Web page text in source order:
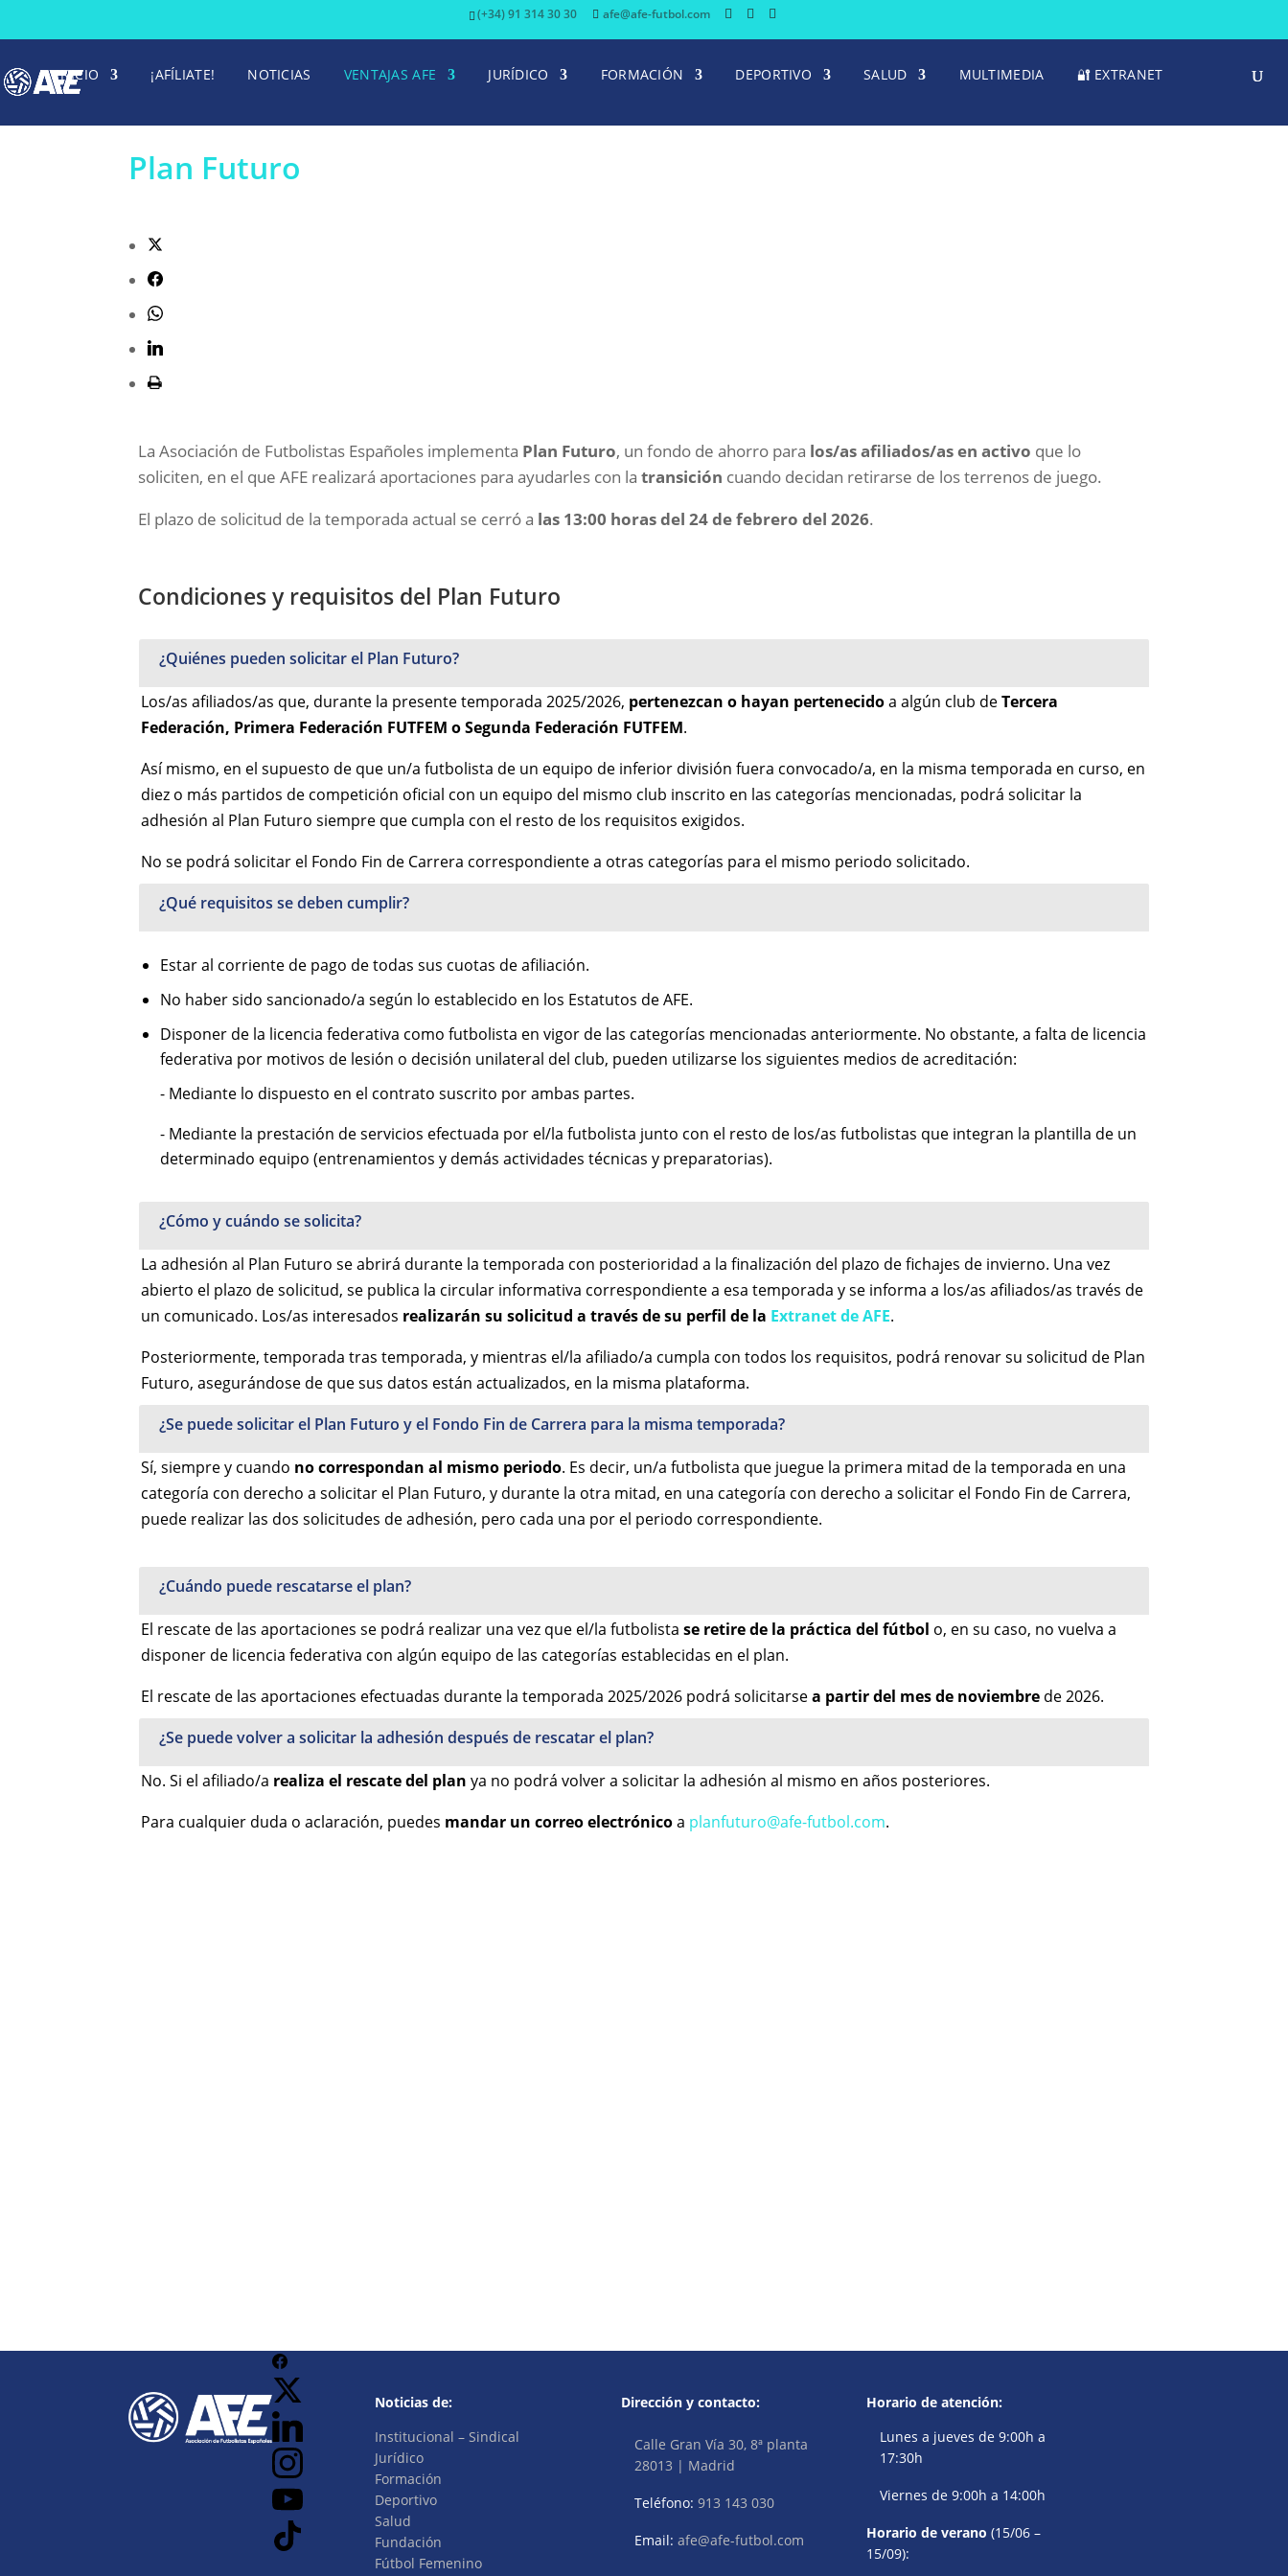
(+34) 91 314 30 30 afe@afe-futbol.com
INICIO ¡AFÍLIATE! NOTICIAS VENTAJAS AFE JURÍDICO FORMACIÓN DEPORTIVO SALUD MULTIMEDIA 🔐 EXTRANET
Plan Futuro
La Asociación de Futbolistas Españoles implementa Plan Futuro, un fondo de ahorro para los/asafiliados/as en activo que lo
soliciten, en el que AFE realizará aportaciones para ayudarles con latransición cuando decidan retirarse de los terrenos de juego.
El plazo de solicitud de la temporada actual se cerró a las 13:00 horas del 24 de febrero del 2026.
Condiciones y requisitos del Plan Futuro
¿Quiénes pueden solicitar el Plan Futuro?
Los/as afiliados/as que, durante la presente temporada 2025/2026, pertenezcan o hayan pertenecidoa algún club deTercera
Federación, Primera Federación FUTFEM o Segunda Federación FUTFEM.
Así mismo, en el supuesto de que un/a futbolista de un equipo de inferior división fuera convocado/a, en la misma temporada en curso, en
diez o más partidos de competición oficial con un equipo del mismo club inscrito en las categorías mencionadas, podrá solicitar la
adhesión al Plan Futuro siempre que cumpla con el resto de los requisitos exigidos.
No se podrá solicitar el Fondo Fin de Carrera correspondiente a otras categorías para el mismo periodo solicitado.
¿Qué requisitos se deben cumplir?
Estar al corriente de pago de todas sus cuotas de afiliación.
No haber sido sancionado/a según lo establecido en los Estatutos de AFE.
Disponer de la licencia federativa como futbolista en vigor de las categorías mencionadas anteriormente. No obstante, a falta de licencia
federativa por motivos de lesión o decisión unilateral del club, pueden utilizarse los siguientes medios de acreditación:
- Mediante lo dispuesto en el contrato suscrito por ambas partes.
- Mediante la prestación de servicios efectuada por el/la futbolista junto con el resto de los/as futbolistas que integran la plantilla de un
determinado equipo (entrenamientos y demás actividades técnicas y preparatorias).
¿Cómo y cuándo se solicita?
La adhesión al Plan Futuro se abrirá durante la temporada con posterioridad a la finalización del plazo de fichajes de invierno. Una vez
abierto el plazo de solicitud, se publica la circular informativa correspondiente a esa temporada y se informa a los/as afiliados/as través de
un comunicado. Los/as interesados realizarán su solicitud a través de su perfil de la Extranet de AFE.
Posteriormente, temporada tras temporada, y mientras el/la afiliado/a cumpla con todos los requisitos, podrá renovar su solicitud de Plan
Futuro, asegurándose de que sus datos están actualizados, en la misma plataforma.
¿Se puede solicitar el Plan Futuro y el Fondo Fin de Carrera para la misma temporada?
Sí, siempre y cuando no correspondan al mismo periodo. Es decir, un/a futbolista que juegue la primera mitad de la temporada en una
categoría con derecho a solicitar el Plan Futuro, y durante la otra mitad, en una categoría con derecho a solicitar el Fondo Fin de Carrera,
puede realizar las dos solicitudes de adhesión, pero cada una por el periodo correspondiente.
¿Cuándo puede rescatarse el plan?
El rescate de las aportaciones se podrá realizar una vez que el/la futbolistase retire de la práctica del fútbol o, en su caso, no vuelva a
disponer de licencia federativa con algún equipo de las categorías establecidas en el plan.
El rescate de las aportaciones efectuadas durante la temporada 2025/2026 podrá solicitarsea partir del mes de noviembre de 2026.
¿Se puede volver a solicitar la adhesión después de rescatar el plan?
No. Si el afiliado/a realiza el rescate del plan ya no podrá volver a solicitar la adhesión al mismo en años posteriores.
Para cualquier duda o aclaración, puedes mandar un correo electrónicoa planfuturo@afe-futbol.com.
Noticias de:
Institucional – Sindical
Jurídico
Formación
Deportivo
Salud
Fundación
Fútbol Femenino
Dirección y contacto:
Calle Gran Vía 30, 8ª planta
28013 | Madrid
Teléfono: 913 143 030
Email: afe@afe-futbol.com
Horario de atención:
Lunes a jueves de 9:00h a
17:30h
Viernes de 9:00h a 14:00h
Horario de verano (15/06 –
15/09):